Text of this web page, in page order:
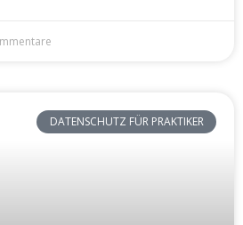
DATENSCHUTZ FÜR PRAKTIKER